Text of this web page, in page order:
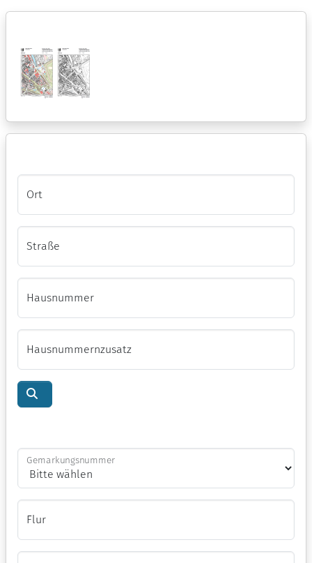
Ort
Straße
Hausnummer
Hausnummernzusatz
Gemarkungsnummer
Flur